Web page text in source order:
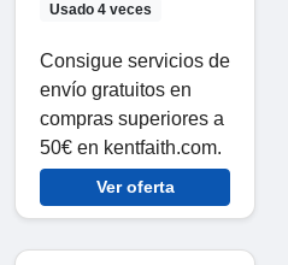
Usado 4 veces
Consigue servicios de
envío gratuitos en
compras superiores a
50€ en kentfaith.com.
Ver oferta